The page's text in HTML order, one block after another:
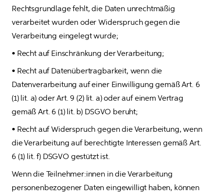
Rechtsgrundlage fehlt, die Daten unrechtmäßig
verarbeitet wurden oder Widerspruch gegen die
Verarbeitung eingelegt wurde;
• Recht auf Einschränkung der Verarbeitung;
• Recht auf Datenübertragbarkeit, wenn die
Datenverarbeitung auf einer Einwilligung gemäß Art. 6
(1) lit. a) oder Art. 9 (2) lit. a) oder auf einem Vertrag
gemäß Art. 6 (1) lit. b) DSGVO beruht;
• Recht auf Widerspruch gegen die Verarbeitung, wenn
die Verarbeitung auf berechtigte Interessen gemäß Art.
6 (1) lit. f) DSGVO gestützt ist.
Wenn die Teilnehmer:innen in die Verarbeitung
personenbezogener Daten eingewilligt haben, können